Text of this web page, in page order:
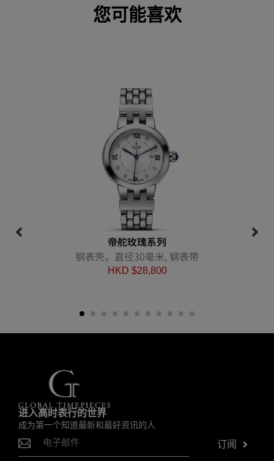
您可能喜欢
帝舵玫瑰系列
钢表壳，直径30毫米, 钢表带
HKD $28,800
进入高时表行的世界
成为第一个知道最新和最好资讯的人
订阅